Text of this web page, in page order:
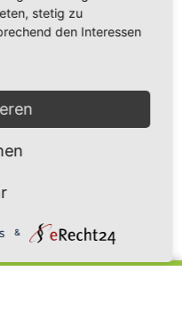
Offshore Barbecue
stetig zu
den Interessen
&